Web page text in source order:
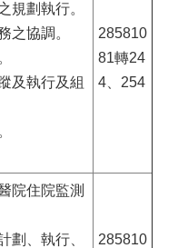
規劃執行。
之協調。
及執行及組
285810
81轉24
4、254
院住院監測
劃、執行、
285810